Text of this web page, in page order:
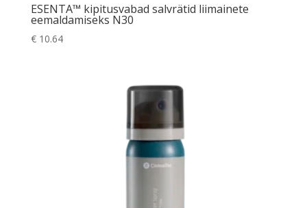
ESENTA™ kipitusvabad salvrätid liimainete
eemaldamiseks N30
€10.64